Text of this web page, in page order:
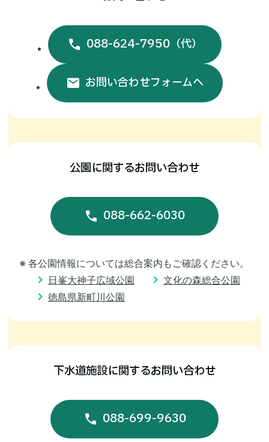
センター
研修・ 講習案内
技術者人材クラスター
下水道案内
徳島の 土木遺産
新着情報
入札情報
個人情報保護方針
088-624-7950（代）
お問い合わせフォームへ
公園に関するお問い合わせ
088-662-6030
※ 各公園情報については総合案内もご確認ください。
日峯大神子広域公園
文化の森総合公園
徳島県新町川公園
下水道施設に関するお問い合わせ
088-699-9630